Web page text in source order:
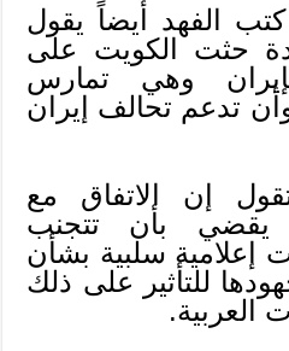
كتب الفهد أيضاً يقول
حثت الكويت على
وهي تمارس
تدعم تحالف إيران
إن الاتفاق مع
يقضي بأن تتجنب
إعلامية سلبية بشأن
للتأثير على ذلك
العربية.